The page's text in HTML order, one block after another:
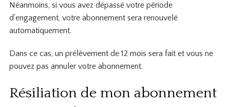
Néanmoins, si vous avez dépassé votre période
d’engagement, votre abonnement sera renouvelé
automatiquement.
Dans ce cas, un prélèvement de 12 mois sera fait et vous ne
pouvez pas annuler votre abonnement.
Résiliation de mon abonnement